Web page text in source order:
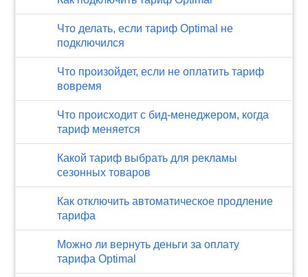
Что делать, если тариф Optimal не
подключился
Что произойдет, если не оплатить тариф
вовремя
Что происходит с бид-менеджером, когда
тариф меняется
Какой тариф выбрать для рекламы
сезонных товаров
Как отключить автоматическое продление
тарифа
Можно ли вернуть деньги за оплату
тарифа Optimal